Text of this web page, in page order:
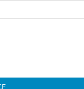
OSOBNÍCH ÚDAJŮ